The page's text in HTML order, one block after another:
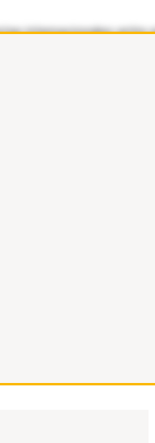
internacionales entre